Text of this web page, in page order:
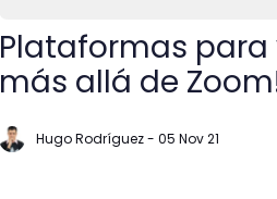
Plataformas para
más allá de
Hugo Rodríguez- 05 Nov 21